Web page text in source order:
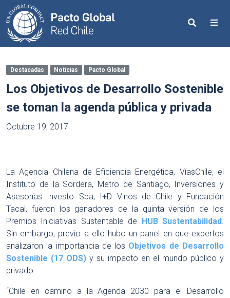
Search
Destacadas Noticias Pacto Global
Los Objetivos de Desarrollo Sostenible
se toman la agenda pública y privada
Octubre 19, 2017
La Agencia Chilena de Eficiencia Energética, VíasChile, el
Instituto de la Sordera, Metro de Santiago, Inversiones y
Asesorías Investo Spa, I+D Vinos de Chile y Fundación
Tacal, fueron los ganadores de la quinta versión de los
Premios Iniciativas Sustentable de HUB Sustentabilidad.
Sin embargo, previo a ello hubo un panel en que expertos
analizaron la importancia de los Objetivos de Desarrollo
Sostenible (17 ODS) y su impacto en el mundo público y
privado.
“Chile en camino a la Agenda 2030 para el Desarrollo